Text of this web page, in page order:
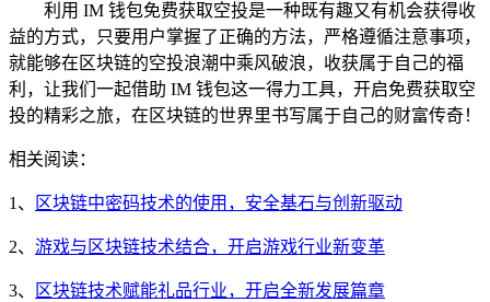
利用 IM 钱包免费获取空投是一种既有趣又有机会获得收
益的方式，只要用户掌握了正确的方法，严格遵循注意事项，
就能够在区块链的空投浪潮中乘风破浪，收获属于自己的福
利，让我们一起借助 IM 钱包这一得力工具，开启免费获取空
投的精彩之旅，在区块链的世界里书写属于自己的财富传奇！
相关阅读：
1、 区块链中密码技术的使用，安全基石与创新驱动
2、 游戏与区块链技术结合，开启游戏行业新变革
3、 区块链技术赋能礼品行业，开启全新发展篇章